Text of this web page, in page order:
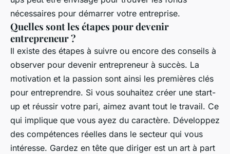
nécessaires pour démarrer votre entreprise.
Quelles sont les étapes pour devenir
entrepreneur ?
Il existe des étapes à suivre ou encore des conseils à
observer pour devenir entrepreneur à succès. La
motivation et la passion sont ainsi les premières clés
pour entreprendre. Si vous souhaitez créer une start-
up et réussir votre pari, aimez avant tout le travail. Ce
qui implique que vous ayez du caractère. Développez
des compétences réelles dans le secteur qui vous
intéresse. Gardez en tête que diriger est un art à part